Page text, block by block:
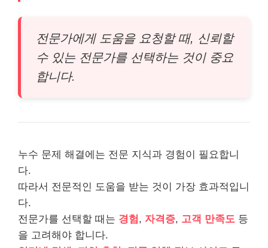
전문가에게 도움을 요청할 때, 신뢰할
수 있는 전문가를 선택하는 것이 중요
합니다.
누수 문제 해결에는 전문 지식과 경험이 필요합니
다.
따라서 전문적인 도움을 받는 것이 가장 효과적입니
다.
전문가를 선택할 때는 경험, 자격증, 고객 만족도 등
을 고려해야 합니다.